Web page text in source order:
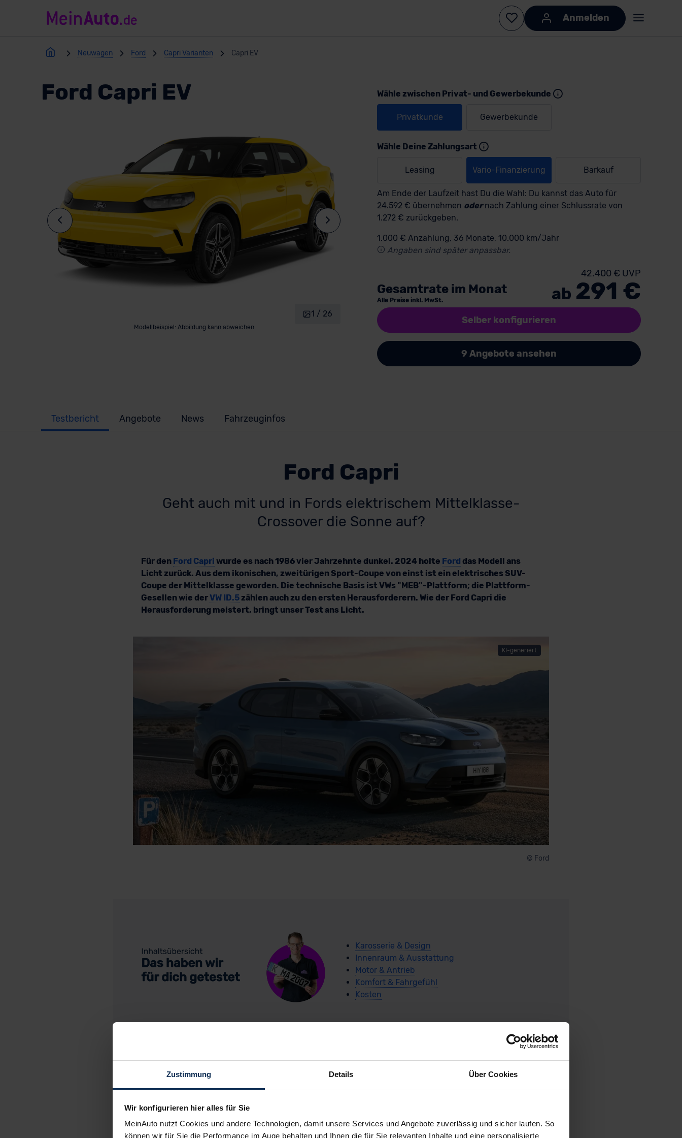
Zustimmung Details Über Cookies
Wir konfigurieren hier alles für Sie
MeinAuto nutzt Cookies und andere Technologien, damit unsere Services und Angebote zuverlässig und sicher laufen. So
können wir für Sie die Performance im Auge behalten und Ihnen die für Sie relevanten Inhalte und eine personalisierte
Anmelden
Neuwagen Ford Capri Varianten Capri EV
Ford Capri EV
Modellbeispiel: Abbildung kann abweichen
1 / 26
Wähle zwischen Privat- und Gewerbekunde
Privatkunde Gewerbekunde
Wähle Deine Zahlungsart
Leasing Vario-Finanzierung Barkauf
Am Ende der Laufzeit hast Du die Wahl: Du kannst das Auto für
24.592 € übernehmen odernach Zahlung einer Schlussrate von
1.272 € zurückgeben.
1.000 € Anzahlung, 36 Monate, 10.000 km/Jahr
Angaben sind später anpassbar.
Gesamtrate im Monat
Alle Preise inkl. MwSt.
42.400 € UVP
ab 291 €
Selber konfigurieren
9 Angebote ansehen
Testbericht Angebote News Fahrzeuginfos
Ford Capri
Geht auch mit und in Fords elektrischem Mittelklasse-
Crossover die Sonne auf?
Für den Ford Capri wurde es nach 1986 vier Jahrzehnte dunkel. 2024 holte Ford das Modell ans
Licht zurück. Aus dem ikonischen, zweitürigen Sport-Coupe von einst ist ein elektrisches SUV-
Coupe der Mittelklasse geworden. Die technische Basis ist VWs ʺMEBʺ-Plattform; die Plattform-
Gesellen wie derVW ID.5zählen auch zu den ersten Herausforderern. Wie der Ford Capri die
Herausforderung meistert, bringt unser Test ans Licht.
KI-generiert
© Ford
Karosserie & Design
Innenraum & Ausstattung
Motor & Antrieb
Komfort & Fahrgefühl
Kosten
CarCoach-Schnellcheck
Ford Capri